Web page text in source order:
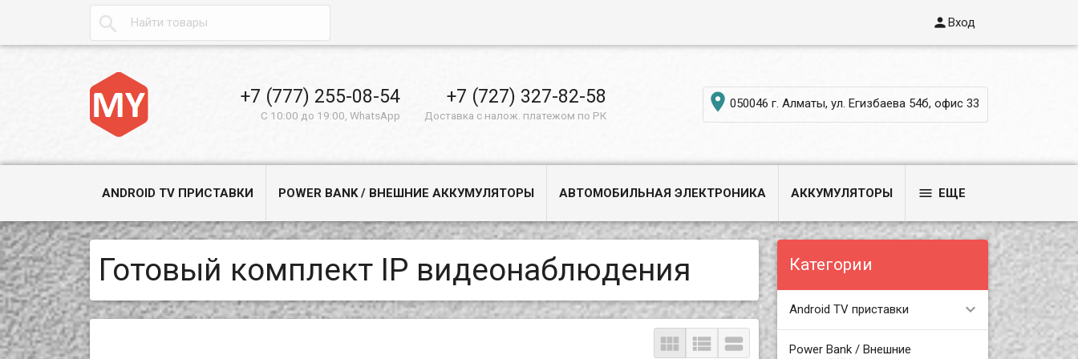
 Вход
+7 (777) 255-08-54
С 10:00 до 19:00, WhatsApp
+7 (727) 327-82-58
Доставка с налож. платежом по РК
 050046 г. Алматы, ул. Егизбаева 54б, офис 33
ANDROID TV ПРИСТАВКИ POWER BANK / ВНЕШНИЕ АККУМУЛЯТОРЫ АВТОМОБИЛЬНАЯ ЭЛЕКТРОНИКА АККУМУЛЯТОРЫ  ЕЩЕ
Категории
Android TV приставки
Power Bank / Внешние
Готовый комплект IP видеонаблюдения
  